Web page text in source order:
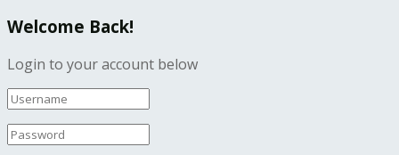
Welcome Back!
Login to your account below